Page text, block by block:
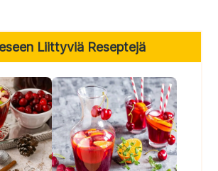
Liittyviä Reseptejä